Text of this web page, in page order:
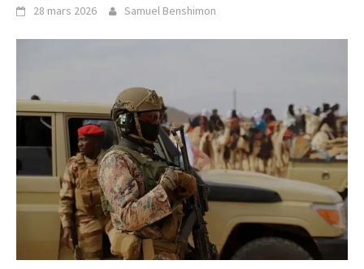
28 mars 2026 Samuel Benshimon